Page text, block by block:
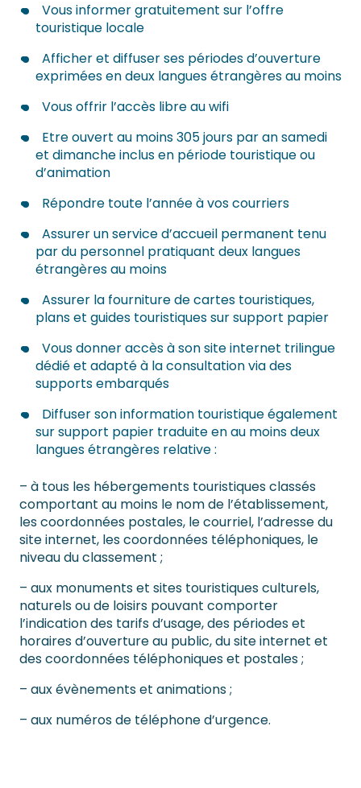
Vous informer gratuitement sur l’offre
touristique locale
Afficher et diffuser ses périodes d’ouverture
exprimées en deux langues étrangères au moins
Vous offrir l’accès libre au wifi
Etre ouvert au moins 305 jours par an samedi
et dimanche inclus en période touristique ou
d’animation
Répondre toute l’année à vos courriers
Assurer un service d’accueil permanent tenu
par du personnel pratiquant deux langues
étrangères au moins
Assurer la fourniture de cartes touristiques,
plans et guides touristiques sur support papier
Vous donner accès à son site internet trilingue
dédié et adapté à la consultation via des
supports embarqués
Diffuser son information touristique également
sur support papier traduite en au moins deux
langues étrangères relative :
– à tous les hébergements touristiques classés
comportant au moins le nom de l’établissement,
les coordonnées postales, le courriel, l’adresse du
site internet, les coordonnées téléphoniques, le
niveau du classement ;
– aux monuments et sites touristiques culturels,
naturels ou de loisirs pouvant comporter
l’indication des tarifs d’usage, des périodes et
horaires d’ouverture au public, du site internet et
des coordonnées téléphoniques et postales ;
– aux évènements et animations ;
– aux numéros de téléphone d’urgence.